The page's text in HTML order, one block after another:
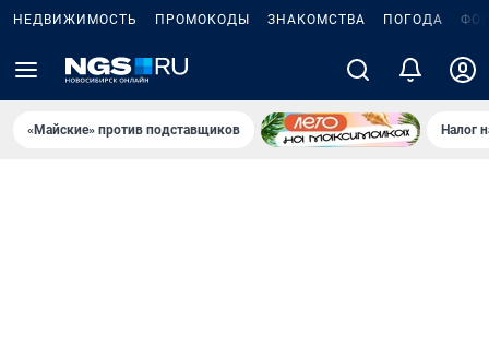
НЕДВИЖИМОСТЬ ПРОМОКОДЫ ЗНАКОМСТВА ПОГОДА
«Майские» против подставщиков Налог